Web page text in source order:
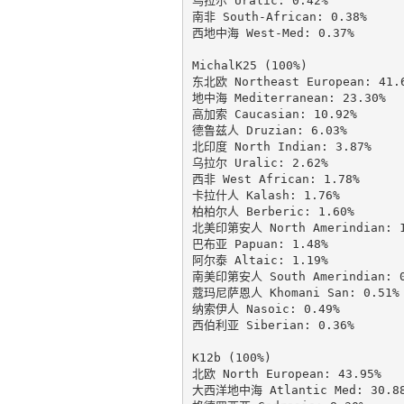
南非 South-African: 0.38%
西地中海 West-Med: 0.37%
MichalK25 (100%)
东北欧 Northeast European:
地中海 Mediterranean: 23.30%
高加索 Caucasian: 10.92%
德鲁兹人 Druzian: 6.03%
北印度 North Indian: 3.87%
乌拉尔 Uralic: 2.62%
西非 West African: 1.78%
卡拉什人 Kalash: 1.76%
柏柏尔人 Berberic: 1.60%
北美印第安人 North Amerindian:
巴布亚 Papuan: 1.48%
阿尔泰 Altaic: 1.19%
南美印第安人 South Amerindian:
蔻玛尼萨恩人 Khomani San: 0.51%
纳索伊人 Nasoic: 0.49%
西伯利亚 Siberian: 0.36%
K12b (100%)
北欧 North European: 43.95%
大西洋地中海 Atlantic Med: